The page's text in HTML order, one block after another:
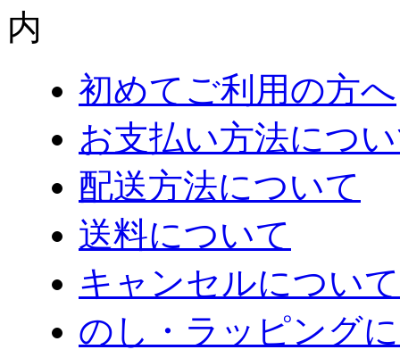
初めてご利用の方へ
お支払い方法につ
配送方法について
送料について
キャンセルについて
のし・ラッピング